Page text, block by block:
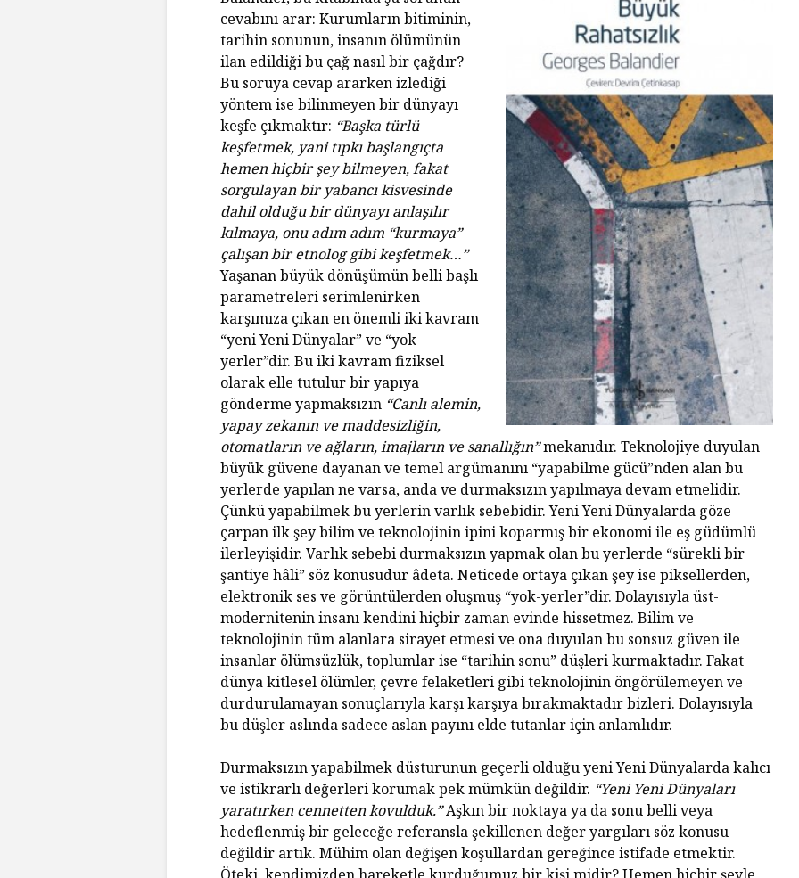
cevabını arar: Kurumların bitiminin,
tarihin sonunun, insanın ölümünün
ilan edildiği bu çağ nasıl bir çağdır?
Bu soruya cevap ararken izlediği
yöntem ise bilinmeyen bir dünyayı
keşfe çıkmaktır: “Başka türlü
keşfetmek, yani tıpkı başlangıçta
hemen hiçbir şey bilmeyen, fakat
sorgulayan bir yabancı kisvesinde
dahil olduğu bir dünyayı anlaşılır
kılmaya, onu adım adım “kurmaya”
çalışan bir etnolog gibi keşfetmek…”
Yaşanan büyük dönüşümün belli başlı
parametreleri serimlenirken
karşımıza çıkan en önemli iki kavram
“yeni Yeni Dünyalar” ve “yok-
yerler”dir. Bu iki kavram fiziksel
olarak elle tutulur bir yapıya
gönderme yapmaksızın “Canlı alemin,
yapay zekanın ve maddesizliğin,
otomatların ve ağların, imajların ve sanallığın”mekanıdır. Teknolojiye duyulan
büyük güvene dayanan ve temel argümanını “yapabilme gücü”nden alan bu
yerlerde yapılan ne varsa, anda ve durmaksızın yapılmaya devam etmelidir.
Çünkü yapabilmek bu yerlerin varlık sebebidir. Yeni Yeni Dünyalarda göze
çarpan ilk şey bilim ve teknolojinin ipini koparmış bir ekonomi ile eş güdümlü
ilerleyişidir. Varlık sebebi durmaksızın yapmak olan bu yerlerde “sürekli bir
şantiye hâli” söz konusudur âdeta. Neticede ortaya çıkan şey ise piksellerden,
elektronik ses ve görüntülerden oluşmuş “yok-yerler”dir. Dolayısıyla üst-
modernitenin insanı kendini hiçbir zaman evinde hissetmez. Bilim ve
teknolojinin tüm alanlara sirayet etmesi ve ona duyulan bu sonsuz güven ile
insanlar ölümsüzlük, toplumlar ise “tarihin sonu” düşleri kurmaktadır. Fakat
dünya kitlesel ölümler, çevre felaketleri gibi teknolojinin öngörülemeyen ve
durdurulamayan sonuçlarıyla karşı karşıya bırakmaktadır bizleri. Dolayısıyla
bu düşler aslında sadece aslan payını elde tutanlar için anlamlıdır.
Durmaksızın yapabilmek düsturunun geçerli olduğu yeni Yeni Dünyalarda kalıcı
ve istikrarlı değerleri korumak pek mümkün değildir. “Yeni Yeni Dünyaları
yaratırken cennetten kovulduk.”Aşkın bir noktaya ya da sonu belli veya
hedeflenmiş bir geleceğe referansla şekillenen değer yargıları söz konusu
değildir artık. Mühim olan değişen koşullardan gereğince istifade etmektir.